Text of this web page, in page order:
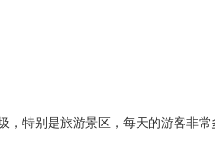
，特别是旅游景区，每天的游客非